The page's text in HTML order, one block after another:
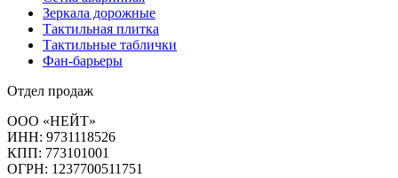
Зеркала дорожные
Тактильная плитка
Тактильные таблички
Фан-барьеры
Отдел продаж
ООО «НЕЙТ»
ИНН: 9731118526
КПП: 773101001
ОГРН: 1237700511751